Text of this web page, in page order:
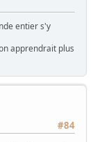
entier s'y
apprendrait plus
#84